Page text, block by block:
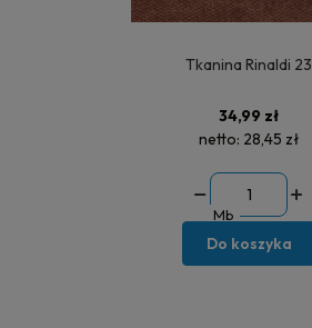
Tkanina Rinaldi 23
34,99 zł
netto: 28,45 zł
Mb
Do koszyka